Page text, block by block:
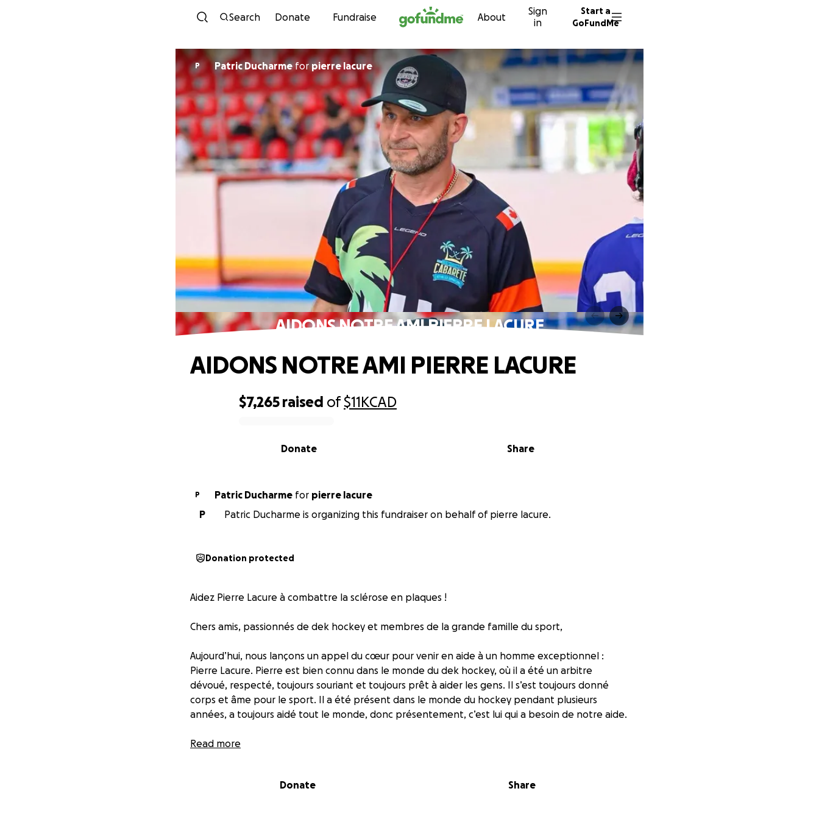
Skip to content
Search Donate Fundraise About
Sign
in
Start a
GoFundMe
P Patric Ducharmeforpierre lacure
AIDONS NOTRE AMI PIERRE LACURE
$7,265 raised of$11KCAD
Share
Donate
AIDONS NOTRE AMI PIERRE LACURE
P Patric Ducharme for pierre lacure
P
Patric Ducharme is organizing this fundraiser on behalf of pierre lacure.
Donation protected
Aidez Pierre Lacure à combattre la sclérose en plaques !
Chers amis, passionnés de dek hockey et membres de la grande famille du sport,
Aujourd’hui, nous lançons un appel du cœur pour venir en aide à un homme exceptionnel :
Pierre Lacure. Pierre est bien connu dans le monde du dek hockey, où il a été un arbitre
dévoué, respecté, toujours souriant et toujours prêt à aider les gens. Il s’est toujours donné
corps et âme pour le sport. Il a été présent dans le monde du hockey pendant plusieurs
années, a toujours aidé tout le monde, donc présentement, c’est lui qui a besoin de notre aide.
Pierre souffre de sclérose en plaques primaire progressive, une forme de la maladie qui ne
ses capacités physiques. Il ne peut plus travailler et peine à subvenir à ses besoins au
Read more
Donate Share